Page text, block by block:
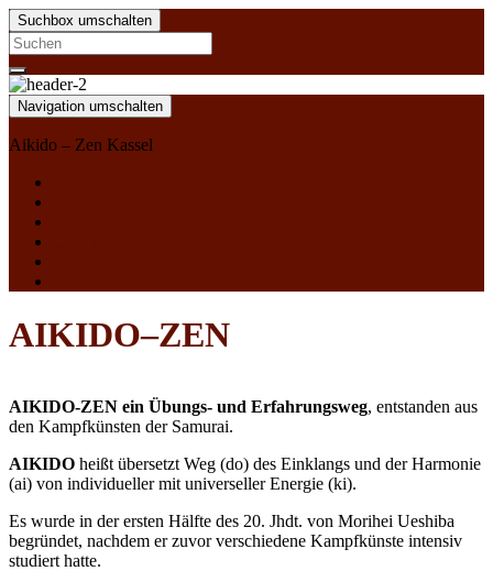
Suchbox umschalten
Search
for:
Navigation umschalten
Aikido – Zen Kassel
AIKIDO–ZEN
AIKIDO-ZEN ein Übungs- und Erfahrungsweg, entstanden aus
den Kampfkünsten der Samurai.
AIKIDO heißt übersetzt Weg (do) des Einklangs und der Harmonie
(ai) von individueller mit universeller Energie (ki).
Es wurde in der ersten Hälfte des 20. Jhdt. von Morihei Ueshiba
begründet, nachdem er zuvor verschiedene Kampfkünste intensiv
studiert hatte.